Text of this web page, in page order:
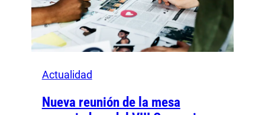
Actualidad
Nueva reunión de la mesa